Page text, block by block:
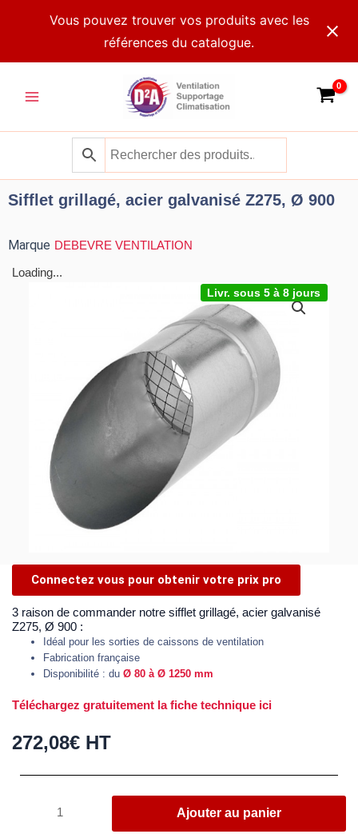
Vous pouvez trouver vos produits avec les
références du catalogue.
Menu
Sifflet grillagé, acier galvanisé Z275, Ø 900
Marque DEBEVRE VENTILATION
Loading...
Livr. sous 5 à 8 jours
Connectez vous pour obtenir votre prix pro
3 raison de commander notre sifflet grillagé, acier galvanisé
Z275, Ø 900 :
Idéal pour les sorties de caissons de ventilation
Fabrication française
Disponibilité : du Ø 80 à Ø 1250 mm
Téléchargez gratuitement la fiche technique ici
272,08€ HT
Ajouter au panier